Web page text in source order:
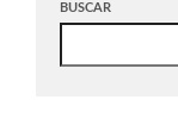
BUSCAR